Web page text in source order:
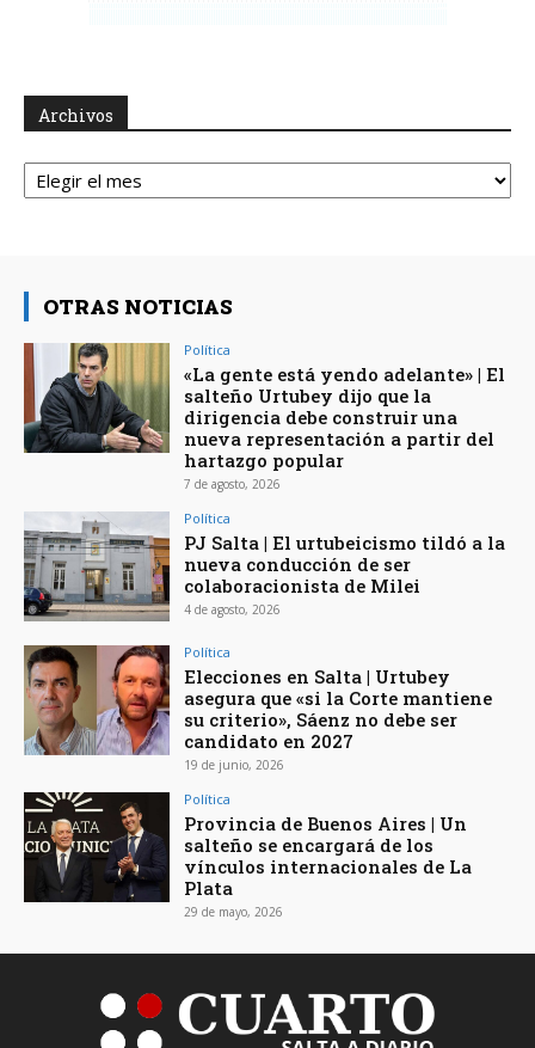
Archivos
Archivos
OTRAS NOTICIAS
Política
«La gente está yendo adelante» | El
salteño Urtubey dijo que la
dirigencia debe construir una
nueva representación a partir del
hartazgo popular
7 de agosto, 2026
Política
PJ Salta | El urtubeicismo tildó a la
nueva conducción de ser
colaboracionista de Milei
4 de agosto, 2026
Política
Elecciones en Salta | Urtubey
asegura que «si la Corte mantiene
su criterio», Sáenz no debe ser
candidato en 2027
19 de junio, 2026
Política
Provincia de Buenos Aires | Un
salteño se encargará de los
vínculos internacionales de La
Plata
29 de mayo, 2026